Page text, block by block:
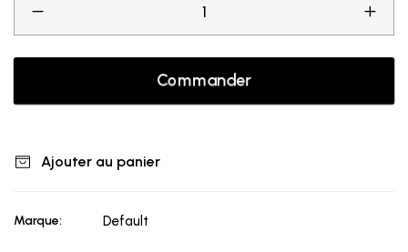
Commander
Ajouter au panier
Marque: Default